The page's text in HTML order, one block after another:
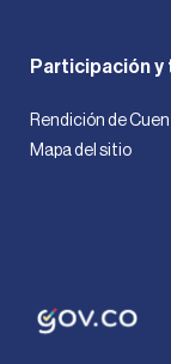
Participación
Rendición de
Mapa del sitio